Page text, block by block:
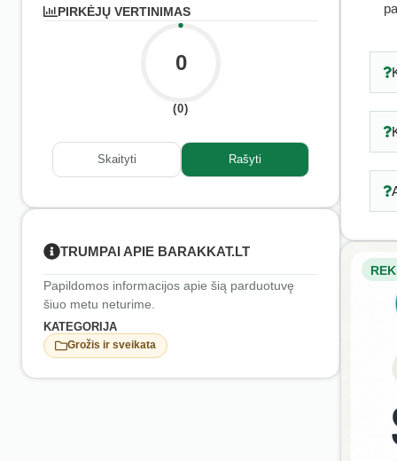
PIRKĖJŲ VERTINIMAS
0
(0)
Skaityti Rašyti
TRUMPAI APIE BARAKKAT.LT
Papildomos informacijos apie šią parduotuvę
šiuo metu neturime.
KATEGORIJA
Grožis ir sveikata